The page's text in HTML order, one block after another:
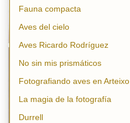
Fauna compacta
Aves del cielo
Aves Ricardo Rodríguez
No sin mis prismáticos
Fotografiando aves en Arteixo
La magia de la fotografía
Durrell